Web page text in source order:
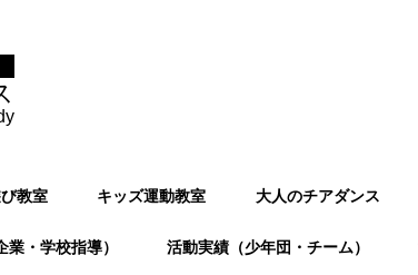
教室 キッズ運動教室 大人のチアダンス
業・学校指導） 活動実績（少年団・チーム）